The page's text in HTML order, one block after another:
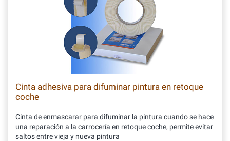
Cinta adhesiva para difuminar pintura en retoque
coche
Cinta de enmascarar para difuminar la pintura cuando se hace
una reparación a la carrocería en retoque coche, permite evitar
saltos entre vieja y nueva pintura